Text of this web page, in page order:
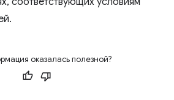
оказалась полезной?